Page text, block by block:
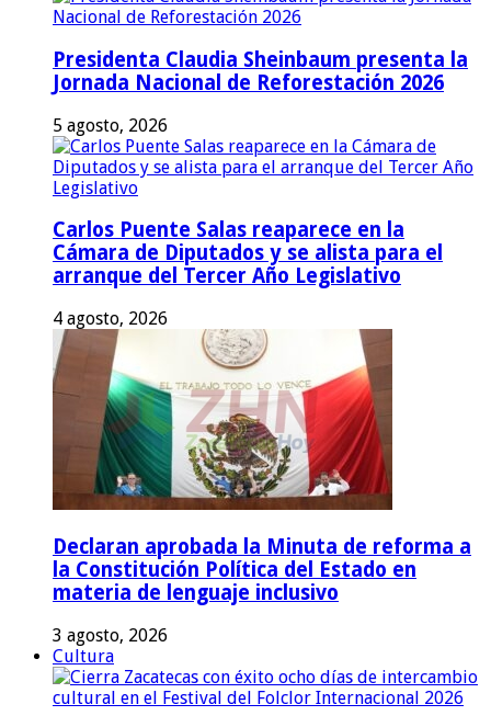
Presidenta Claudia Sheinbaum presenta la
Jornada Nacional de Reforestación 2026
5 agosto, 2026
Carlos Puente Salas reaparece en la
Cámara de Diputados y se alista para el
arranque del Tercer Año Legislativo
4 agosto, 2026
Declaran aprobada la Minuta de reforma a
la Constitución Política del Estado en
materia de lenguaje inclusivo
3 agosto, 2026
Cultura